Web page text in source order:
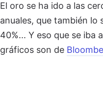
El oro se ha ido a las
anuales, que también lo
40%... Y eso que se iba
gráficos son de